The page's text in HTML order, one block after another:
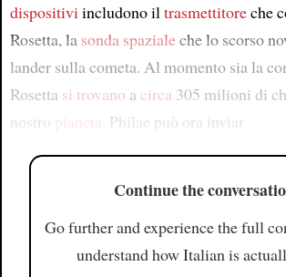
dispositiviincludono iltrasmettitoreche
Rosetta, la sonda spazialeche lo scorso
lander sulla cometa. Al momento sia la
Rosetta si trovano acirca 305 milioni di
nostro pianeta . Philae può ora inviar
Continue the
Go further and experience the full
understand how Italian is